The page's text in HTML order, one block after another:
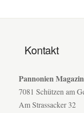
Kontakt
Pannonien Magazin
7081 Schützen am
Am Strassacker 32